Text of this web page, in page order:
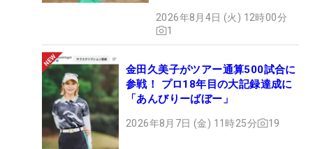
2026年8月4日 (火) 12時00分
1
金田久美子がツアー通算500試合に
参戦！ プロ18年目の大記録達成に
「あんびりーばぼー」
2026年8月7日 (金) 11時25分 19